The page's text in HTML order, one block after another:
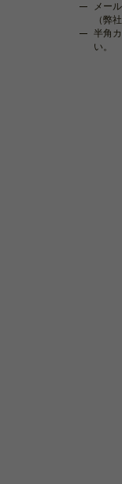
メー
（弊
半角
い。